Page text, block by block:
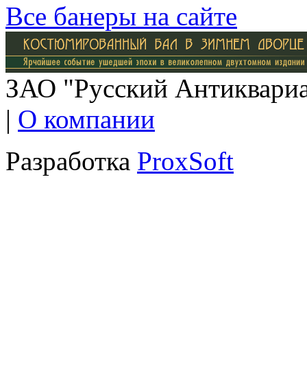
Все банеры на сайте
ЗАО "Русский
| О компании
Разработка ProxSoft